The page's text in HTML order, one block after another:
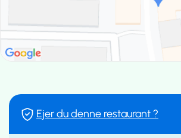
Ejer du denne restaurant ?